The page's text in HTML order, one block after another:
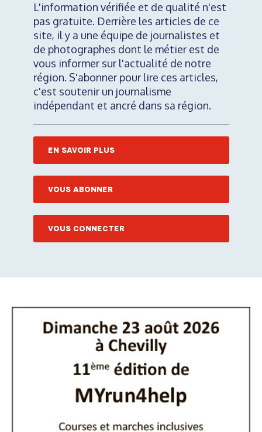
L'information vérifiée et de qualité n'est
pas gratuite. Derrière les articles de ce
site, il y a une équipe de journalistes et
de photographes dont le métier est de
vous informer sur l'actualité de notre
région. S'abonner pour lire ces articles,
c'est soutenir un journalisme
indépendant et ancré dans sa région.
EN SAVOIR PLUS
VOUS ABONNER
VOUS CONNECTER